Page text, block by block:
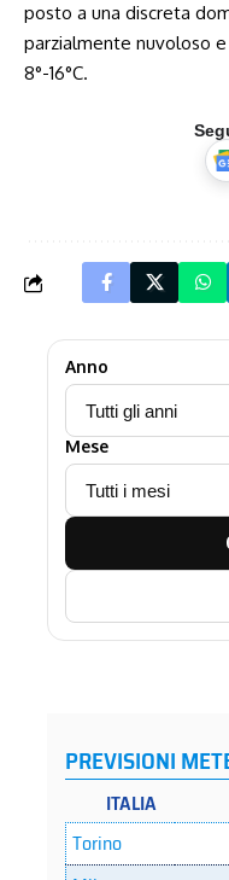
posto a una discreta
parzialmente nuvoloso
8°-16°C.
Anno
Mese